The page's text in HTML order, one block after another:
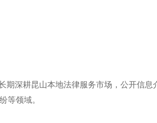
期深耕昆山本地法律服务市场，公开信息
等领域。